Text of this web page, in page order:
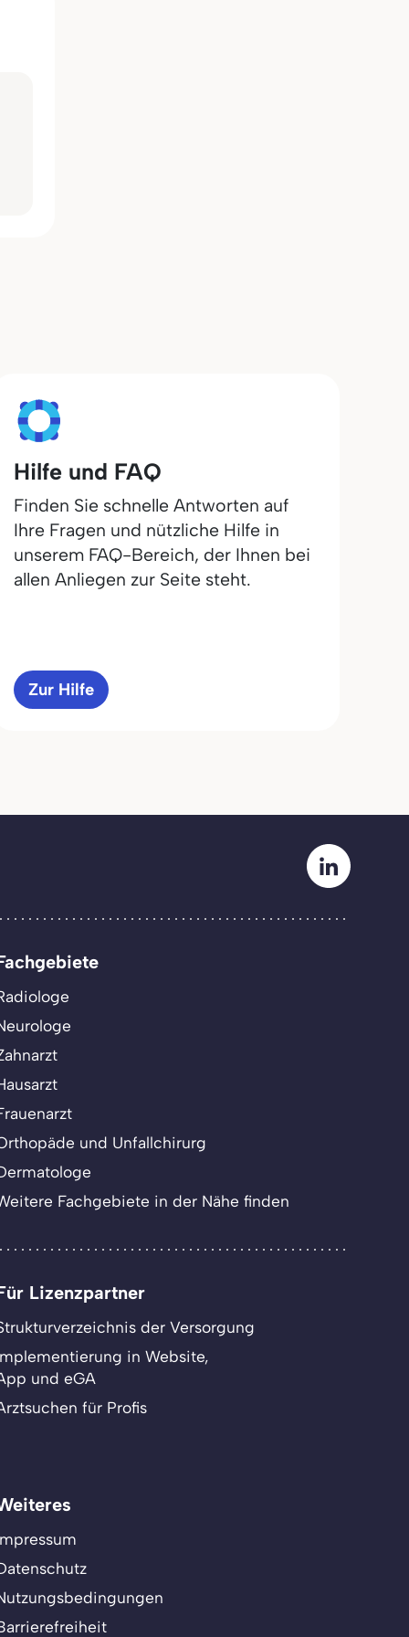
Hilfe und FAQ
Finden Sie schnelle Antworten auf
Ihre Fragen und nützliche Hilfe in
unserem FAQ-Bereich, der Ihnen bei
allen Anliegen zur Seite steht.
Zur Hilfe
und Unfallchirurg
Fachgebiete in der Nähe finden
Lizenzpartner
der Versorgung
in Website,
und eGA
für Profis